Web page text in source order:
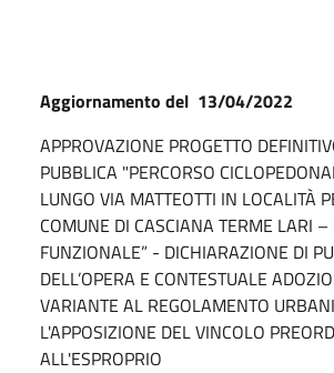
Aggiornamento del 13/04/2022
APPROVAZIONE PROGETTO
PUBBLICA "PERCORSO
LUNGO VIA MATTEOTTI IN LOCALITÀ
COMUNE DI CASCIANA TERME LARI –
FUNZIONALE” - DICHIARAZIONE DI
DELL’OPERA E CONTESTUALE
VARIANTE AL REGOLAMENTO
L'APPOSIZIONE DEL VINCOLO
ALL'ESPROPRIO